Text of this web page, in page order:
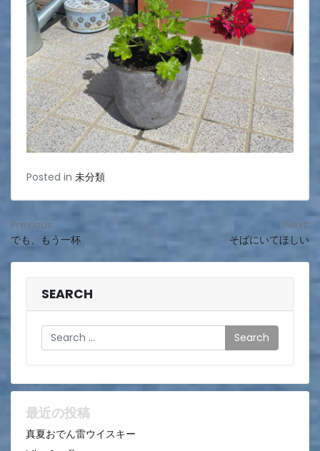
Posted in 未分類
投
稿
ゲ
ョ
ン
Previous:
でも、もう一杯
Next:
そばにいてほしい
SEARCH
Search
最近の投稿
真夏おでん雷ウイスキー